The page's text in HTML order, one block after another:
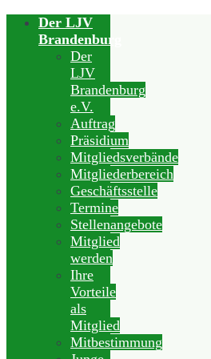
Der LJV
Brandenburg
Der
LJV
Brandenburg
e.V.
Auftrag
Präsidium
Mitgliedsverbände
Mitgliederbereich
Geschäftsstelle
Termine
Stellenangebote
Mitglied
werden
Ihre
Vorteile
als
Mitglied
Mitbestimmung